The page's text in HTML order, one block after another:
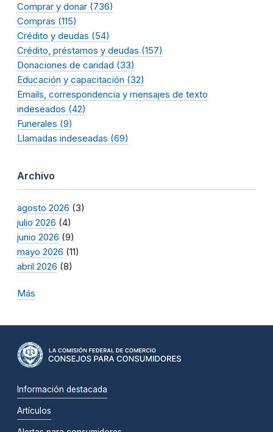
Comprar y donar (736)
Compras (115)
Crédito y deudas (54)
Crédito, préstamos y deudas (157)
Donaciones de caridad (33)
Educación y capacitación (32)
Emails, correspondencia y mensajes de texto
indeseados (42)
Funerales (9)
Llamadas indeseadas (69)
Archivo
agosto 2026 (3)
julio 2026 (4)
junio 2026 (9)
mayo 2026 (11)
abril 2026 (8)
Más
Información destacada
Artículos